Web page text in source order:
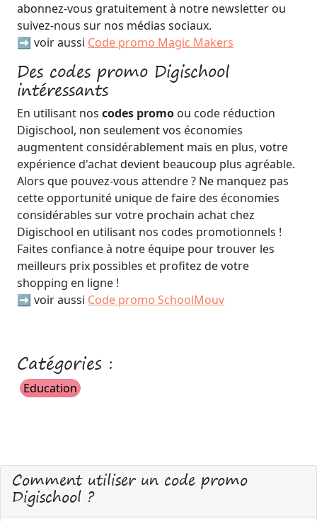
abonnez-vous gratuitement à notre newsletter ou
suivez-nous sur nos médias sociaux.
➡️ voir aussi Code promo Magic Makers
Des codes promo Digischool
intéressants
En utilisant nos codes promo ou code réduction
Digischool, non seulement vos économies
augmentent considérablement mais en plus, votre
expérience d'achat devient beaucoup plus agréable.
Alors que pouvez-vous attendre ? Ne manquez pas
cette opportunité unique de faire des économies
considérables sur votre prochain achat chez
Digischool en utilisant nos codes promotionnels !
Faites confiance à notre équipe pour trouver les
meilleurs prix possibles et profitez de votre
shopping en ligne !
➡️ voir aussi Code promo SchoolMouv
Catégories :
Education
Comment utiliser un code promo
Digischool ?